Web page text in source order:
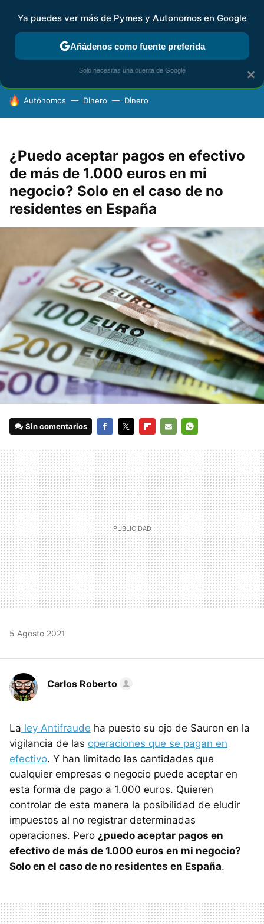
FISCALIDAD Y CONTABILIDAD KIT DIGITAL RENTA
HOY SE HABLA DE
Autónomos Dinero Dinero
¿Puedo aceptar pagos en efectivo
de más de 1.000 euros en mi
negocio? Solo en el caso de no
residentes en España
Sin comentarios
MAIL
5 Agosto 2021
Carlos Roberto
La ley Antifraude ha puesto su ojo de Sauron en la
vigilancia de las operaciones que se pagan en
efectivo. Y han limitado las cantidades que
cualquier empresas o negocio puede aceptar en
esta forma de pago a 1.000 euros. Quieren
controlar de esta manera la posibilidad de eludir
impuestos al no registrar determinadas
operaciones. Pero ¿puedo aceptar pagos en
efectivo de más de 1.000 euros en mi negocio?
Solo en el caso de no residentes en España.
×
Ya puedes ver más de Pymes y Autonomos en Google
Añádenos como fuente preferida
Solo necesitas una cuenta de Google